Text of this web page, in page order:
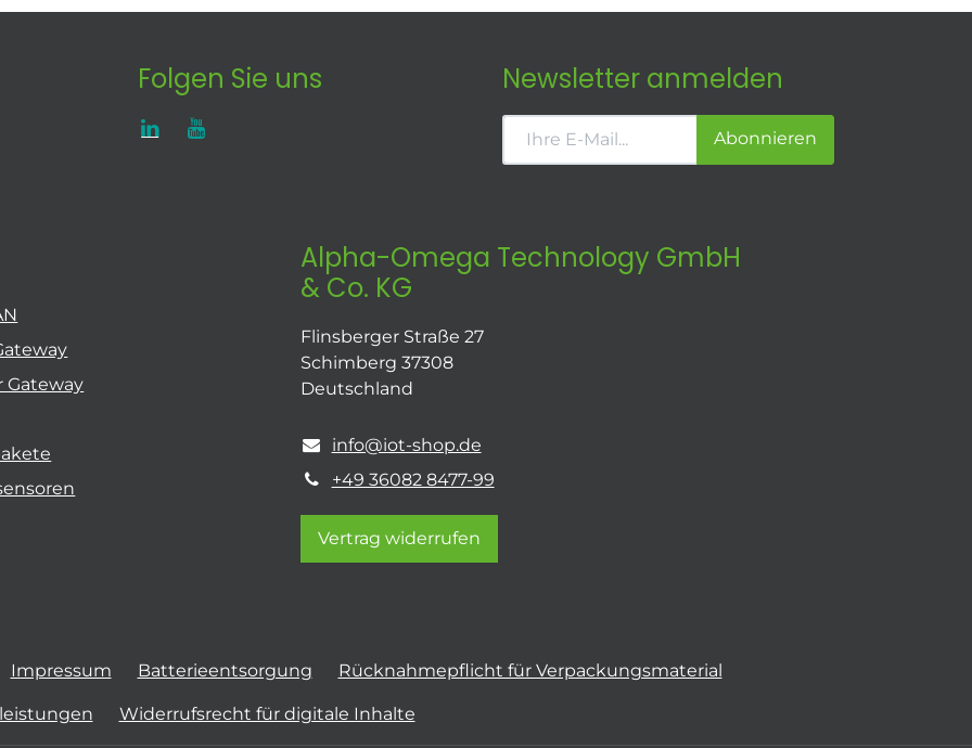
Folgen Sie uns Newsletter anmelden
Abonnieren
Gateway
Alpha-Omega Technology GmbH
& Co. KG
Flinsberger Straße 27
Schimberg 37308
Deutschland
info@iot-shop.de
+49 36082 8477-99
Vertrag widerrufen
Impressum Batterieentsorgung Rücknahmepflicht für Verpackungsmaterial
Widerrufsrecht für digitale Inhalte